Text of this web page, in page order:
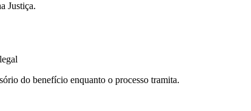
Justiça.
do benefício enquanto o processo tramita.